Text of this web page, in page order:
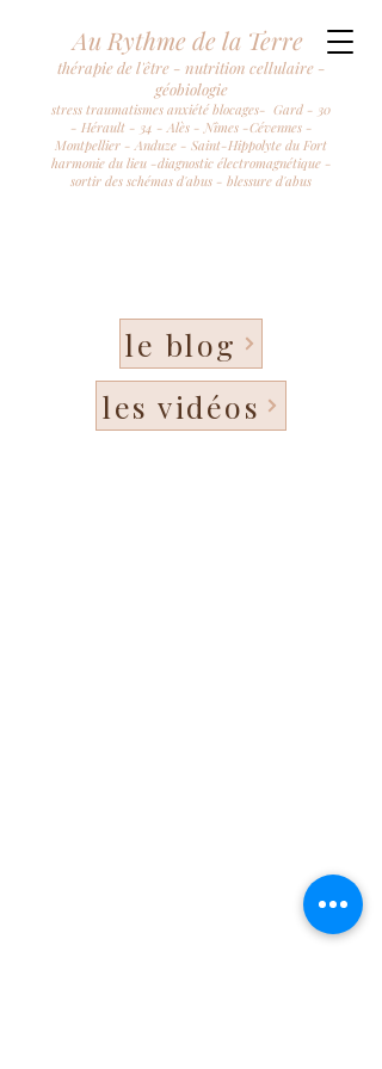
Au Rythme de la Terre
thérapie de l'être - nutrition cellulaire -
géobiologie
stress traumatismes anxiété blocages- Gard - 30
- Hérault - 34 - Alès - Nîmes -Cévennes -
Montpellier - Anduze - Saint-Hippolyte du Fort
harmonie du lieu -diagnostic électromagnétique -
sortir des schémas d'abus - blessure d'abus
le blog
les vidéos